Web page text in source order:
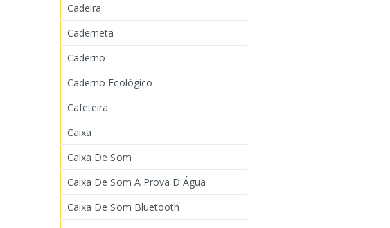
Cadeira
Caderneta
Caderno
Caderno Ecológico
Cafeteira
Caixa
Caixa De Som
Caixa De Som A Prova D Água
Caixa De Som Bluetooth